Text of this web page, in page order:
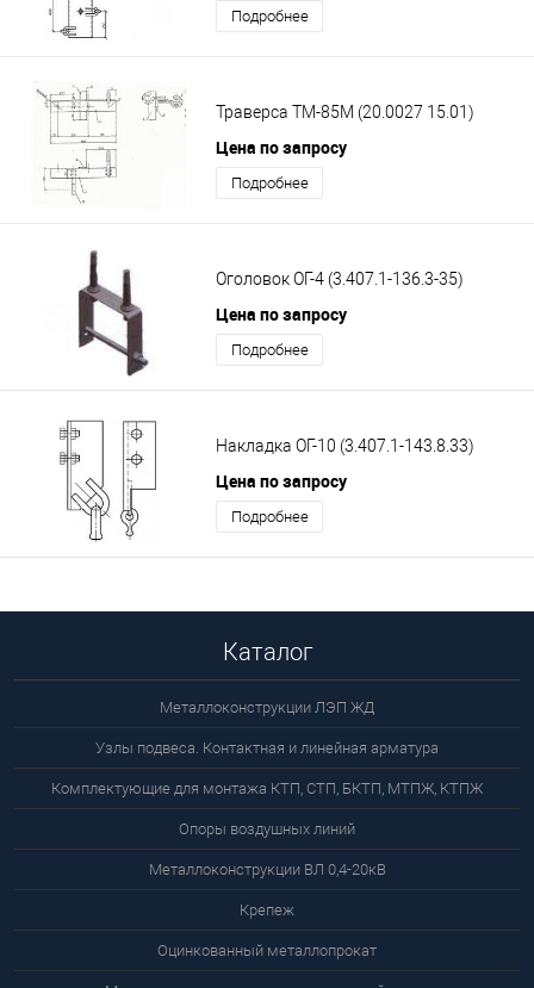
Подробнее
Траверса ТМ-85М (20.0027 15.01)
Цена по запросу
Подробнее
Оголовок ОГ-4 (3.407.1-136.3-35)
Цена по запросу
Подробнее
Накладка ОГ-10 (3.407.1-143.8.33)
Цена по запросу
Подробнее
Каталог
Металлоконструкции ЛЭП ЖД
Узлы подвеса. Контактная и линейная арматура
Комплектующие для монтажа КТП, СТП, БКТП, МТПЖ, КТПЖ
Опоры воздушных линий
Металлоконструкции ВЛ 0,4-20кВ
Крепеж
Оцинкованный металлопрокат